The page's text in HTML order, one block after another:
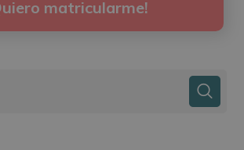
matricularme!